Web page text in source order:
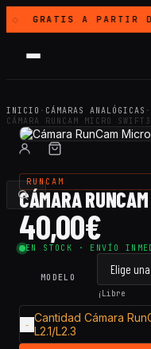
◇ GRATISA PARTIR
INICIO · CÁMARAS ANALÓGICAS ·
CÁMARA RUNCAM MICRO
RUNCAM
CÁMARA
40,00€
EN STOCK · ENVÍO
MODELO
¡Libre
Cantidad Cámara
L2.1/L2.3